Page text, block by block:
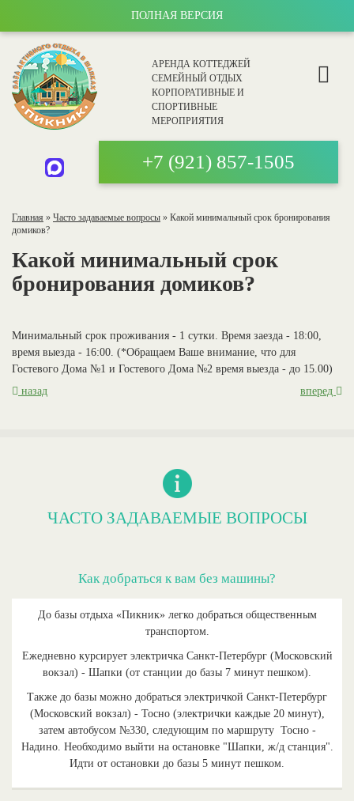
ПОЛНАЯ ВЕРСИЯ
АРЕНДА КОТТЕДЖЕЙ
СЕМЕЙНЫЙ ОТДЫХ
КОРПОРАТИВНЫЕ И
СПОРТИВНЫЕ
МЕРОПРИЯТИЯ
+7 (921)857-1505
Главная » Часто задаваемые вопросы » Какой минимальный срок бронирования
домиков?
Какой минимальный срок
бронирования домиков?
Минимальный срок проживания - 1 сутки. Время заезда - 18:00,
время выезда - 16:00. (*Обращаем Ваше внимание, что для
Гостевого Дома №1 и Гостевого Дома №2 время выезда - до 15.00)
назад
вперед
ЧАСТО ЗАДАВАЕМЫЕ ВОПРОСЫ
Как добраться к вам без машины?
До базы отдыха «Пикник» легко добраться общественным
транспортом.
Ежедневно курсирует электричка Санкт-Петербург (Московский
вокзал) - Шапки (от станции до базы 7 минут пешком).
Также до базы можно добраться электричкой Санкт-Петербург
(Московский вокзал) - Тосно (электрички каждые 20 минут),
затем автобусом №330, следующим по маршруту Тосно -
Надино. Необходимо выйти на остановке "Шапки, ж/д станция".
Идти от остановки до базы 5 минут пешком.